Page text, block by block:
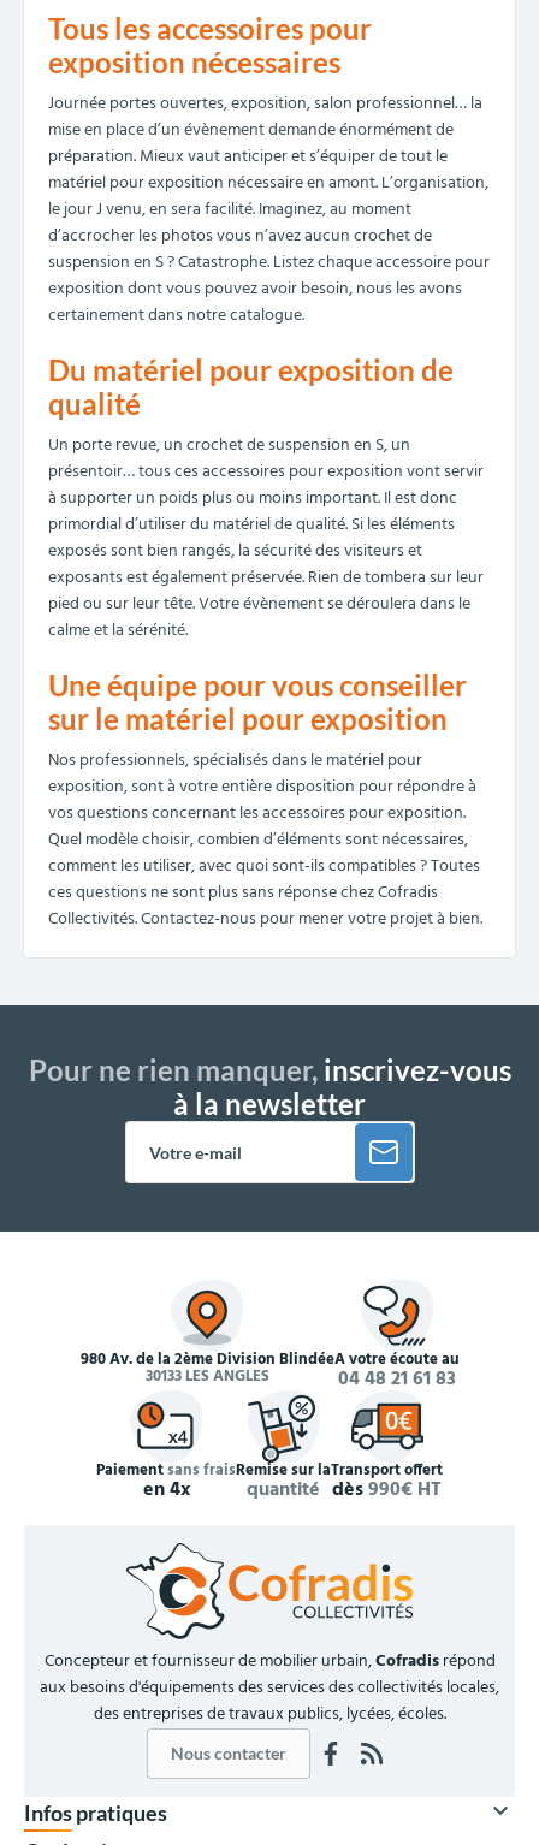
Tous les accessoires pour
exposition nécessaires
Journée portes ouvertes, exposition, salon professionnel… la
mise en place d’un évènement demande énormément de
préparation. Mieux vaut anticiper et s’équiper de tout le
matériel pour exposition nécessaire en amont. L’organisation,
le jour J venu, en sera facilité. Imaginez, au moment
d’accrocher les photos vous n’avez aucun crochet de
suspension en S ? Catastrophe. Listez chaque accessoire pour
exposition dont vous pouvez avoir besoin, nous les avons
certainement dans notre catalogue.
Du matériel pour exposition de
qualité
Un porte revue, un crochet de suspension en S, un
présentoir… tous ces accessoires pour exposition vont servir
à supporter un poids plus ou moins important. Il est donc
primordial d’utiliser du matériel de qualité. Si les éléments
exposés sont bien rangés, la sécurité des visiteurs et
exposants est également préservée. Rien de tombera sur leur
pied ou sur leur tête. Votre évènement se déroulera dans le
calme et la sérénité.
Une équipe pour vous conseiller
sur le matériel pour exposition
Nos professionnels, spécialisés dans le matériel pour
exposition, sont à votre entière disposition pour répondre à
vos questions concernant les accessoires pour exposition.
Quel modèle choisir, combien d’éléments sont nécessaires,
comment les utiliser, avec quoi sont-ils compatibles ? Toutes
ces questions ne sont plus sans réponse chez Cofradis
Collectivités. Contactez-nous pour mener votre projet à bien.
Pour ne rien manquer,inscrivez-vous
à la newsletter
980 Av. de la 2ème Division Blindée
30133 LES ANGLES
À votre écoute au
04 48 21 61 83
Paiementsans frais
en 4x
Remise sur la
quantité
Transport offert
dès990€ HT
Concepteur et fournisseur de mobilier urbain,Cofradisrépond
aux besoins d'équipements des services des collectivités locales,
des entreprises de travaux publics, lycées, écoles.
Nous contacter
Infos pratiques 